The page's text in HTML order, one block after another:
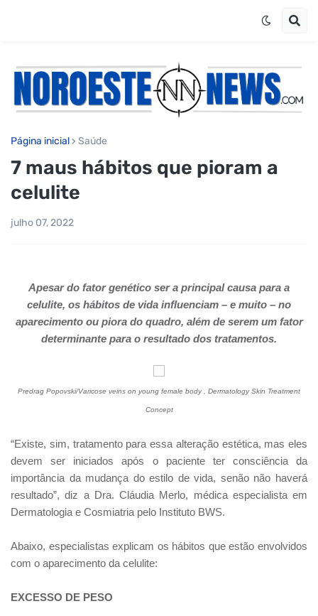
Página inicial Saúde
7 maus hábitos que pioram a
celulite
julho 07, 2022
Apesar do fator genético ser a principal causa para a
celulite, os hábitos de vida influenciam – e muito – no
aparecimento ou piora do quadro, além de serem um fator
determinante para o resultado dos tratamentos.
Predrag Popovski/Varicose veins on young female body , Dermatology Skin Treatment
Concept
“Existe, sim, tratamento para essa alteração estética, mas eles
devem ser iniciados após o paciente ter consciência da
importância da mudança do estilo de vida, senão não haverá
resultado”, diz a Dra. Cláudia Merlo, médica especialista em
Dermatologia e Cosmiatria pelo Instituto BWS.
Abaixo, especialistas explicam os hábitos que estão envolvidos
com o aparecimento da celulite:
EXCESSO DE PESO